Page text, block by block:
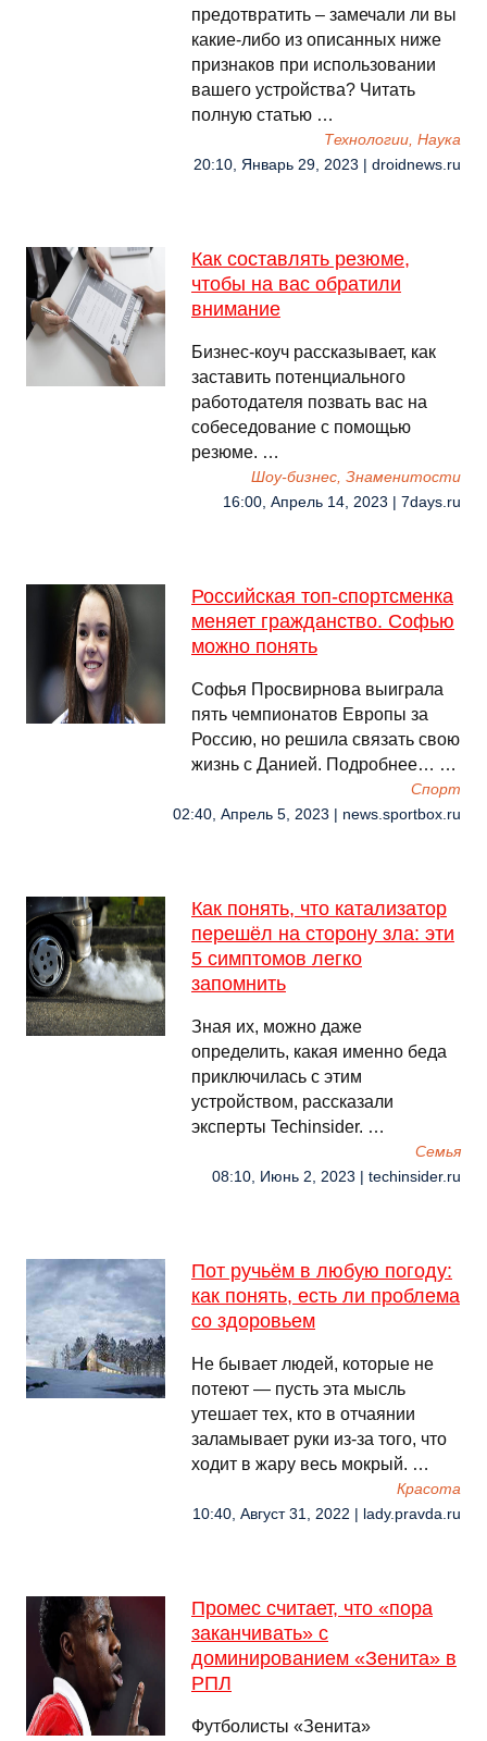
предотвратить – замечали ли вы
какие-либо из описанных ниже
признаков при использовании
вашего устройства? Читать
полную статью …
Технологии, Наука
20:10, Январь 29, 2023 | droidnews.ru
Как составлять резюме,
чтобы на вас обратили
внимание
Бизнес-коуч рассказывает, как
заставить потенциального
работодателя позвать вас на
собеседование с помощью
резюме. …
Шоу-бизнес, Знаменитости
16:00, Апрель 14, 2023 | 7days.ru
Российская топ-спортсменка
меняет гражданство. Софью
можно понять
Софья Просвирнова выиграла
пять чемпионатов Европы за
Россию, но решила связать свою
жизнь с Данией. Подробнее… …
Спорт
02:40, Апрель 5, 2023 | news.sportbox.ru
Как понять, что катализатор
перешёл на сторону зла: эти
5 симптомов легко
запомнить
Зная их, можно даже
определить, какая именно беда
приключилась с этим
устройством, рассказали
эксперты Techinsider. …
Семья
08:10, Июнь 2, 2023 | techinsider.ru
Пот ручьём в любую погоду:
как понять, есть ли проблема
со здоровьем
Не бывает людей, которые не
потеют — пусть эта мысль
утешает тех, кто в отчаянии
заламывает руки из-за того, что
ходит в жару весь мокрый. …
Красота
10:40, Август 31, 2022 | lady.pravda.ru
Промес считает, что «пора
заканчивать» с
доминированием «Зенита» в
РПЛ
Футболисты «Зенита»